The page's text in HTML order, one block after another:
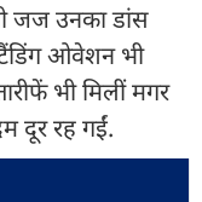
जज उनका डांस
ओवेशन भी
भी मिलीं मगर
दूर रह गईं.